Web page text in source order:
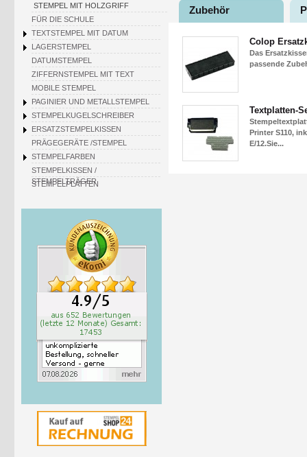
STEMPEL MIT HOLZGRIFF
FÜR DIE SCHULE
TEXTSTEMPEL MIT DATUM
LAGERSTEMPEL
DATUMSTEMPEL
ZIFFERNSTEMPEL MIT TEXT
MOBILE STEMPEL
PAGINIER UND METALLSTEMPEL
STEMPELKUGELSCHREIBER
ERSATZSTEMPELKISSEN
PRÄGEGERÄTE /STEMPEL
STEMPELFARBEN
STEMPELKISSEN /
STEMPELTRÄGER
STEMPELPLATTEN
Zubehör
Colop
Das
passende
Textplatten-
Printer S110,
E/12.Sie...